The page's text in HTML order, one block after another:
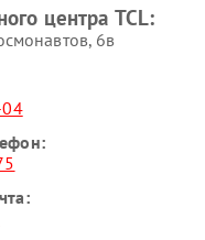
центра TCL:
6в